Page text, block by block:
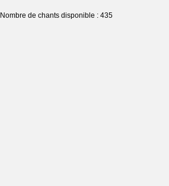
Nombre de chants disponible : 435